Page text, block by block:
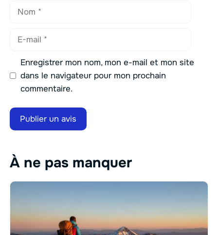
Nom
Enregistrer mon nom, mon e-mail et mon site
dans le navigateur pour mon prochain
commentaire.
À ne pas manquer